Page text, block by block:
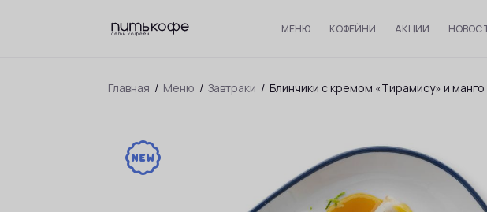
МЕНЮ КОФЕЙНИ АКЦИИ
Главная / Меню / Завтраки / Блинчики с кремом «Тирамису» и манго